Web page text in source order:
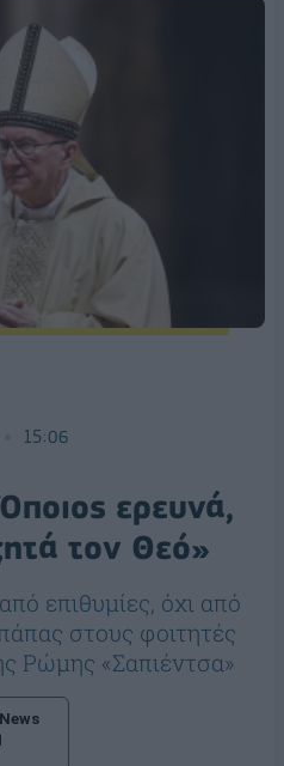
15:06
ερευνά,
τον Θεό»
επιθυμίες, όχι από
στους φοιτητές
Ρώμης «Σαπιέντσα»